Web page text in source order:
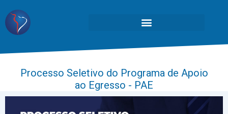
Processo Seletivo do Programa de Apoio
ao Egresso - PAE